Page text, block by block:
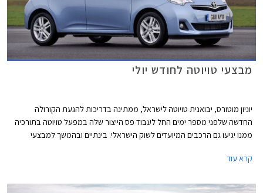
מבצעי טויוטה לחודש יולי
יוניון מוטורס, יבואנית טויוטה לישראל, ממתינה בדריכות להגעת הקורולה
החדשה שלפני מספר ימים החל לעבוד פס הייצור שלה במפעל טויוטה בתורכיה
ממנו יגיעו גם הרכבים המיועדים לשוק הישראלי. בינתיים ובהמשך למבצעי
טויוטה לישראל, להציע הנחות והטבות על מגוון דגמיה גם במהלך חודש יולי.
אולם בחלק מהדגמים השתנו במעט הצעות המימון ו/או האבזור הניתן במתנה
קרא עוד